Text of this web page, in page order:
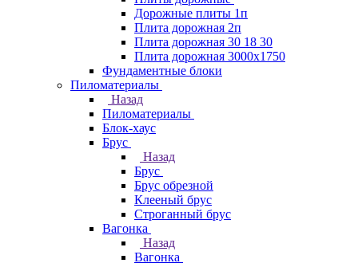
Дорожные плиты 1п
Плита дорожная 2п
Плита дорожная 30 18 30
Плита дорожная 3000х1750
Фундаментные блоки
Пиломатериалы
Назад
Пиломатериалы
Блок-хаус
Брус
Назад
Брус
Брус обрезной
Клееный брус
Строганный брус
Вагонка
Назад
Вагонка